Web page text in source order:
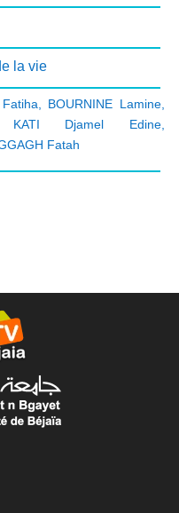
la vie
BOURNINE Lamine,
KATI Djamel Edine,
Fatah